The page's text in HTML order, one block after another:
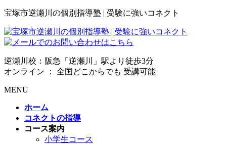
宝塚市逆瀬川の個別指導塾 | 受験に強いコネクト
逆瀬川校：阪急「逆瀬川」駅より徒歩3分
オンライン ： 全国どこからでも 受講可能
MENU
ホーム
コネクトの指導
コース案内
小学生コース